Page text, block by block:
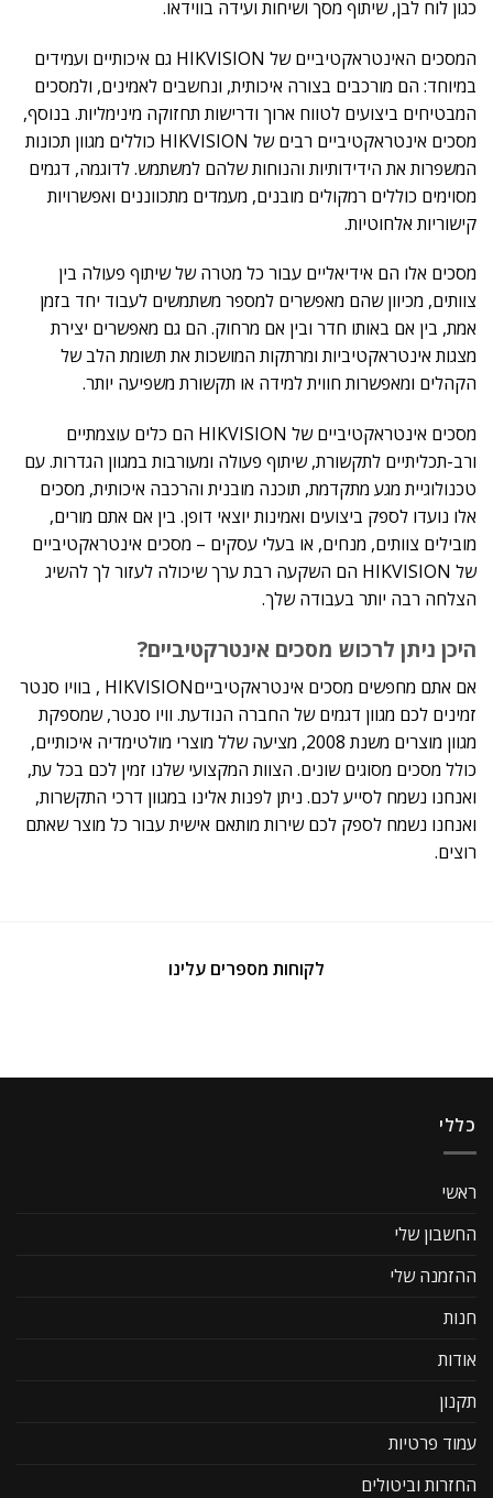
כגון לוח לבן, שיתוף מסך ושיחות ועידה בווידאו.
המסכים האינטראקטיביים של HIKVISION גם איכותיים ועמידים
במיוחד: הם מורכבים בצורה איכותית, ונחשבים לאמינים, ולמסכים
המבטיחים ביצועים לטווח ארוך ודרישות תחזוקה מינימליות. בנוסף,
מסכים אינטראקטיביים רבים של HIKVISION כוללים מגוון תכונות
המשפרות את הידידותיות והנוחות שלהם למשתמש. לדוגמה, דגמים
מסוימים כוללים רמקולים מובנים, מעמדים מתכווננים ואפשרויות
קישוריות אלחוטיות.
מסכים אלו הם אידיאליים עבור כל מטרה של שיתוף פעולה בין
צוותים, מכיוון שהם מאפשרים למספר משתמשים לעבוד יחד בזמן
אמת, בין אם באותו חדר ובין אם מרחוק. הם גם מאפשרים יצירת
מצגות אינטראקטיביות ומרתקות המושכות את תשומת הלב של
הקהלים ומאפשרות חווית למידה או תקשורת משפיעה יותר.
מסכים אינטראקטיביים של HIKVISION הם כלים עוצמתיים
ורב-תכליתיים לתקשורת, שיתוף פעולה ומעורבות במגוון הגדרות. עם
טכנולוגיית מגע מתקדמת, תוכנה מובנית והרכבה איכותית, מסכים
אלו נועדו לספק ביצועים ואמינות יוצאי דופן. בין אם אתם מורים,
מובילים צוותים, מנחים, או בעלי עסקים – מסכים אינטראקטיביים
של HIKVISION הם השקעה רבת ערך שיכולה לעזור לך להשיג
הצלחה רבה יותר בעבודה שלך.
היכן ניתן לרכוש מסכים אינטרקטיביים?
אם אתם מחפשים מסכים אינטראקטיבייםHIKVISION , בוויו סנטר
זמינים לכם מגוון דגמים של החברה הנודעת. וויו סנטר, שמספקת
מגוון מוצרים משנת 2008, מציעה שלל מוצרי מולטימדיה איכותיים,
כולל מסכים מסוגים שונים. הצוות המקצועי שלנו זמין לכם בכל עת,
ואנחנו נשמח לסייע לכם. ניתן לפנות אלינו במגוון דרכי התקשרות,
ואנחנו נשמח לספק לכם שירות מותאם אישית עבור כל מוצר שאתם
רוצים.
לקוחות מספרים עלינו
כללי
ראשי
החשבון שלי
ההזמנה שלי
חנות
אודות
תקנון
עמוד פרטיות
החזרות וביטולים